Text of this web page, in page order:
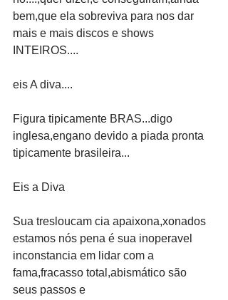
bem,que ela sobreviva para nos dar
mais e mais discos e shows
INTEIROS....
eis A diva....
Figura tipicamente BRAS...digo
inglesa,engano devido a piada pronta
tipicamente brasileira...
Eis a Diva
Sua tresloucam cia apaixona,xonados
estamos nós pena é sua inoperavel
inconstancia em lidar com a
fama,fracasso total,abismático são
seus passos e